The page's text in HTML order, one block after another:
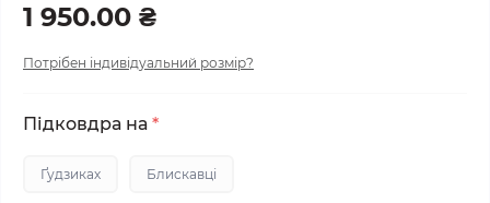
1 950.00 ₴
Потрібен індивідуальний розмір?
Підковдра на *
Ґудзиках Блискавці